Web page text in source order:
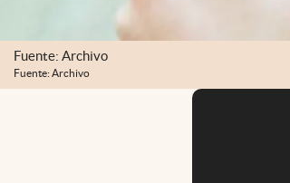
Fuente: Archivo
Fuente: Archivo